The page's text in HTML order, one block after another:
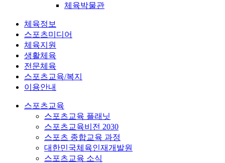
체육박물관
체육정보
스포츠미디어
체육지원
생활체육
전문체육
스포츠교육/복지
이용안내
스포츠교육
스포츠교육 플래닛
스포츠교육비전 2030
스포츠 종합교육 과정
대한민국체육인재개발원
스포츠교육 소식